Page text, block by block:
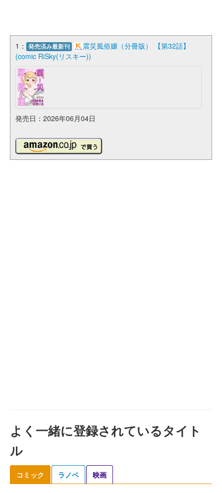
1： 発売済み最新刊
震災風俗嬢（分冊版） 【第32話】
(comic RiSky(リスキー))
発売日：2026年06月04日
よく一緒に登録されているタイト
ル
コミック ラノベ 映画